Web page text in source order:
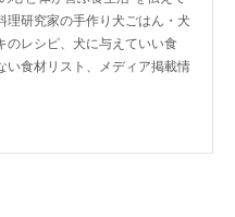
理研究家の手作り犬ごはん・犬
のレシピ、犬に与えていい食
い食材リスト、メディア掲載情